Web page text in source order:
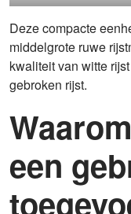
Deze compacte
middelgrote ruwe
kwaliteit van witte
gebroken rijst.
een